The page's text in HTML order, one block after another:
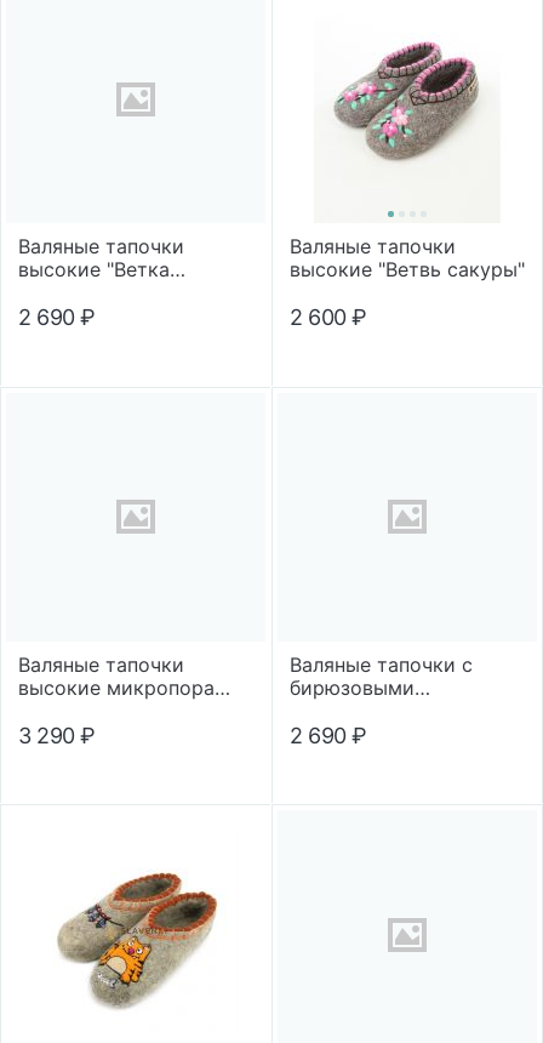
Валяные тапочки
высокие "Ветка
2 690 ₽
Валяные тапочки
высокие "Ветвь сакуры"
2 600 ₽
Валяные тапочки
высокие микропора
3 290 ₽
Валяные тапочки с
бирюзовыми
2 690 ₽